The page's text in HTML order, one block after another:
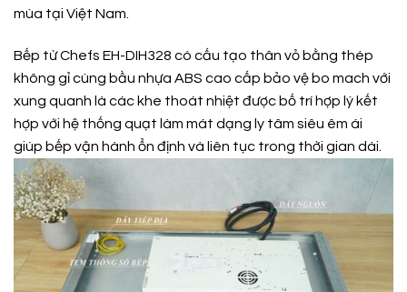
mùa tại Việt Nam.
Bếp từ Chefs EH-DIH328 có cấu tạo thân vỏ bằng thép
không gỉ cùng bầu nhựa ABS cao cấp bảo vệ bo mach với
xung quanh là các khe thoát nhiệt được bố trí hợp lý kết
hợp với hệ thống quạt làm mát dạng ly tâm siêu êm ái
giúp bếp vận hành ổn định và liên tục trong thời gian dài.